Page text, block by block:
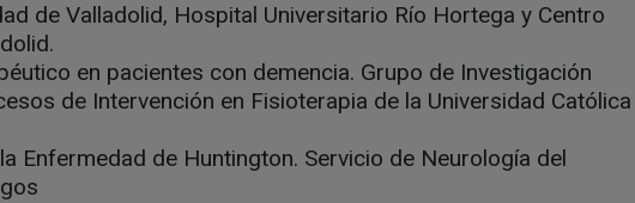
de Valladolid, Hospital Universitario Río Hortega y Centro
en pacientes con demencia. Grupo de Investigación
de Intervención en Fisioterapia de la Universidad Católica
Enfermedad de Huntington. Servicio de Neurología del